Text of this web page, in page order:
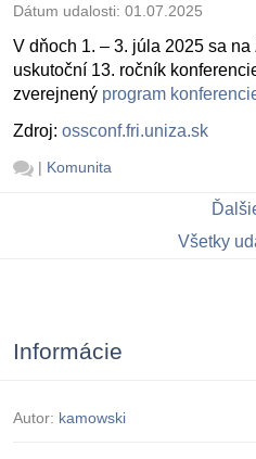
Dátum udalosti: 01.07.2025
V dňoch 1. – 3. júla 2025 sa
uskutoční 13. ročník
zverejnený program
Zdroj: ossconf.fri.uniza.sk
| Komunita
Všetky
Informácie
Autor: kamowski